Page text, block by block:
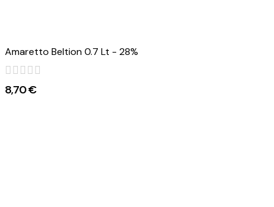
Amaretto Beltion 0.7 Lt - 28%
8,70 €